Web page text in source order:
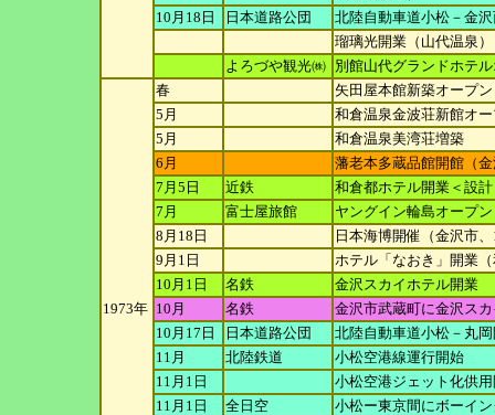
10月18日
日本道路公団
北陸自動車道小松－金
瑠璃光開業（山代温泉）
よろづや観光㈱ 別館山代グランドホテ
1973年
春
矢田屋本館新築オープ
5月
和倉温泉金波荘新館オ
5月
和倉温泉美湾荘増築
6月
藩老本多蔵品館開館（
7月5日
近鉄
和倉都ホテル開業＜設
7月
富士屋旅館
ヤングイン輪島オープン
8月18日
日本海博開催（金沢市
9月1日
ホテル「なおき」開業
10月1日
名鉄
金沢スカイホテル開業
10月
名鉄
金沢市武蔵町に金沢ス
10月17日
日本道路公団
北陸自動車道小松－丸
11月
北陸鉄道
小松空港線運行開始
11月1日
小松空港ジェット化供
11月1日
全日空
小松ー東京間にボーイ